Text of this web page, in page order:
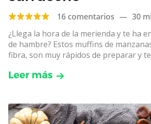
16 comentarios — 30
¿Llega la hora de la merienda y te ha
de hambre? Estos muffins de
fibra, son muy rápidos de preparar y
Leer más